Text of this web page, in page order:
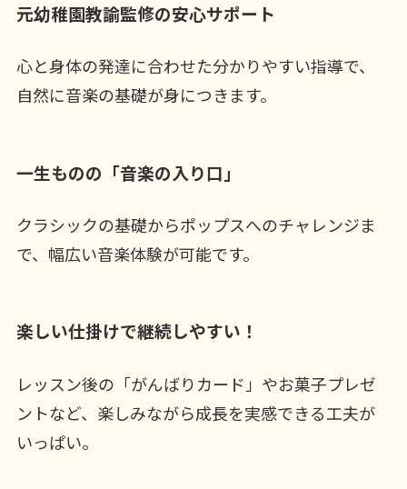
元幼稚園教諭監修の安心サポート
心と身体の発達に合わせた分かりやすい指導で、
自然に音楽の基礎が身につきます。
一生ものの「音楽の入り口」
クラシックの基礎からポップスへのチャレンジま
で、幅広い音楽体験が可能です。
楽しい仕掛けで継続しやすい！
レッスン後の「がんばりカード」やお菓子プレゼ
ントなど、楽しみながら成長を実感できる工夫が
いっぱい。